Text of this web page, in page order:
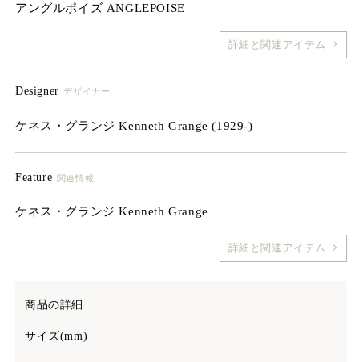
アングルポイズ ANGLEPOISE
詳細と関連アイテム
Designer デザイナー
ケネス・グランジ Kenneth Grange (1929-)
Feature 関連情報
ケネス・グランジ Kenneth Grange
詳細と関連アイテム
商品の詳細
サイズ(mm)